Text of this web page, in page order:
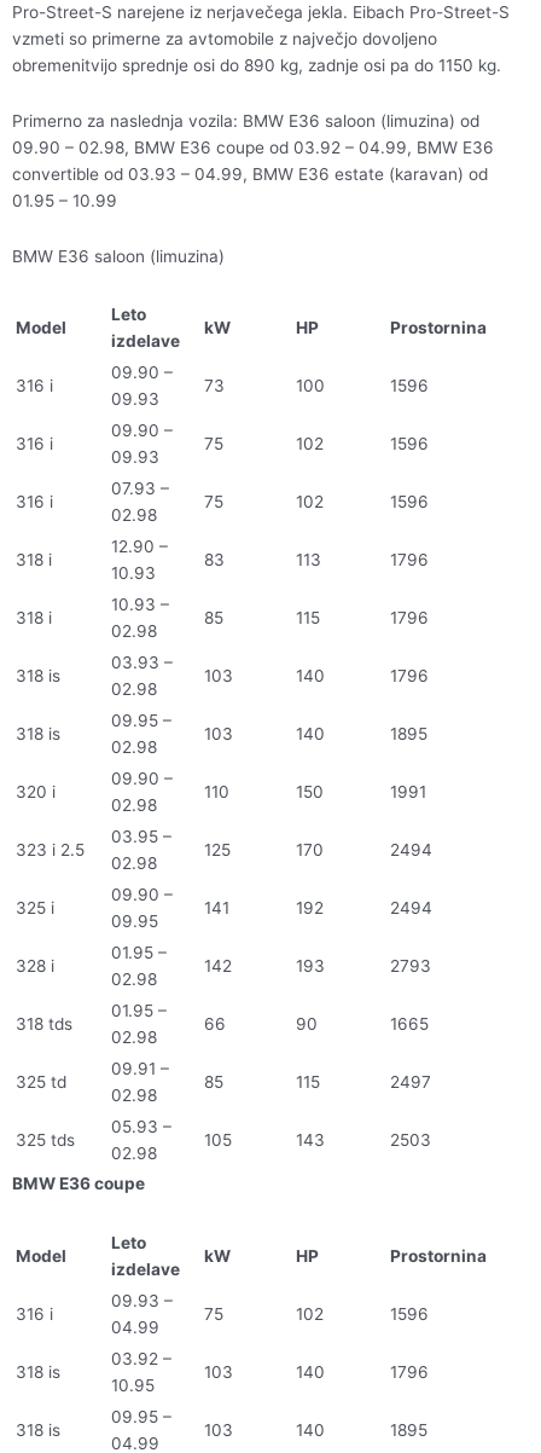
Pro-Street-S narejene iz nerjavečega jekla. Eibach Pro-Street-S
vzmeti so primerne za avtomobile z največjo dovoljeno
obremenitvijo sprednje osi do 890 kg, zadnje osi pa do 1150 kg.
Primerno za naslednja vozila: BMW E36 saloon (limuzina) od
09.90 – 02.98, BMW E36 coupe od 03.92 – 04.99, BMW E36
convertible od 03.93 – 04.99, BMW E36 estate (karavan) od
01.95 – 10.99
BMW E36 saloon (limuzina)
Model
Leto
izdelave
kW HP Prostornina
316 i
09.90 –
09.93
73 100 1596
316 i
09.90 –
09.93
75 102 1596
316 i
07.93 –
02.98
75 102 1596
318 i
12.90 –
10.93
83 113 1796
318 i
10.93 –
02.98
85 115 1796
318 is
03.93 –
02.98
103 140 1796
318 is
09.95 –
02.98
103 140 1895
320 i
09.90 –
02.98
110 150 1991
323 i 2.5
03.95 –
02.98
125 170 2494
325 i
09.90 –
09.95
141 192 2494
328 i
01.95 –
02.98
142 193 2793
318 tds
01.95 –
02.98
66 90 1665
325 td
09.91 –
02.98
85 115 2497
325 tds
05.93 –
02.98
105 143 2503
BMW E36 coupe
Model
Leto
izdelave
kW HP Prostornina
316 i
09.93 –
04.99
75 102 1596
318 is
03.92 –
10.95
103 140 1796
318 is
09.95 –
04.99
103 140 1895